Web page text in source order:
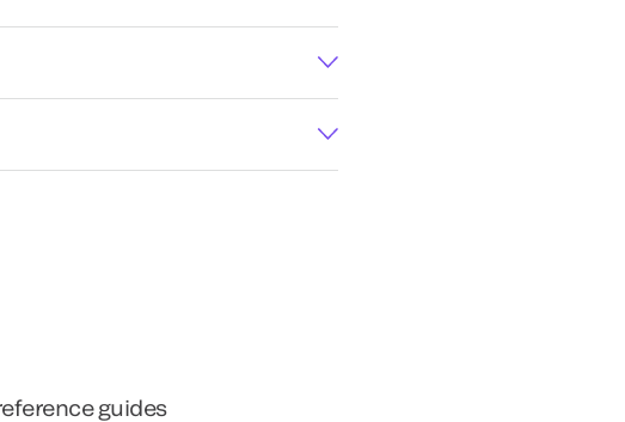
guides